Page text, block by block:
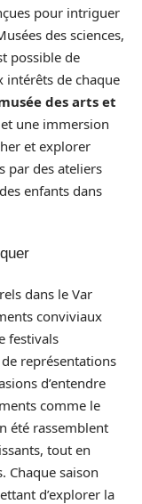
pour intriguer
des sciences,
possible de
de chaque
des arts et
une immersion
et explorer
par des ateliers
enfants dans
dans le Var
conviviaux
festivals
représentations
d’entendre
comme le
été rassemblent
tout en
Chaque saison
d’explorer la